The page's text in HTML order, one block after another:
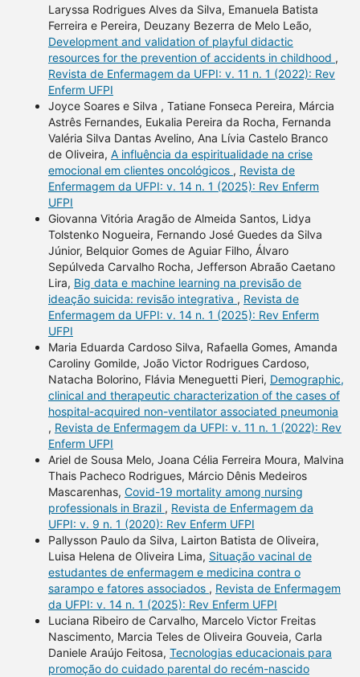
Laryssa Rodrigues Alves da Silva, Emanuela Batista
Ferreira e Pereira, Deuzany Bezerra de Melo Leão,
Development and validation of playful didactic
resources for the prevention of accidents in childhood ,
Revista de Enfermagem da UFPI: v. 11 n. 1 (2022): Rev
Enferm UFPI
Joyce Soares e Silva , Tatiane Fonseca Pereira, Márcia
Astrês Fernandes, Eukalia Pereira da Rocha, Fernanda
Valéria Silva Dantas Avelino, Ana Lívia Castelo Branco
de Oliveira, A influência da espiritualidade na crise
emocional em clientes oncológicos , Revista de
Enfermagem da UFPI: v. 14 n. 1 (2025): Rev Enferm
UFPI
Giovanna Vitória Aragão de Almeida Santos, Lidya
Tolstenko Nogueira, Fernando José Guedes da Silva
Júnior, Belquior Gomes de Aguiar Filho, Álvaro
Sepúlveda Carvalho Rocha, Jefferson Abraão Caetano
Lira, Big data e machine learning na previsão de
ideação suicida: revisão integrativa , Revista de
Enfermagem da UFPI: v. 14 n. 1 (2025): Rev Enferm
UFPI
Maria Eduarda Cardoso Silva, Rafaella Gomes, Amanda
Caroliny Gomilde, João Victor Rodrigues Cardoso,
Natacha Bolorino, Flávia Meneguetti Pieri, Demographic,
clinical and therapeutic characterization of the cases of
hospital-acquired non-ventilator associated pneumonia
, Revista de Enfermagem da UFPI: v. 11 n. 1 (2022): Rev
Enferm UFPI
Ariel de Sousa Melo, Joana Célia Ferreira Moura, Malvina
Thais Pacheco Rodrigues, Márcio Dênis Medeiros
Mascarenhas, Covid-19 mortality among nursing
professionals in Brazil , Revista de Enfermagem da
UFPI: v. 9 n. 1 (2020): Rev Enferm UFPI
Pallysson Paulo da Silva, Lairton Batista de Oliveira,
Luisa Helena de Oliveira Lima, Situação vacinal de
estudantes de enfermagem e medicina contra o
sarampo e fatores associados , Revista de Enfermagem
da UFPI: v. 14 n. 1 (2025): Rev Enferm UFPI
Luciana Ribeiro de Carvalho, Marcelo Victor Freitas
Nascimento, Marcia Teles de Oliveira Gouveia, Carla
Daniele Araújo Feitosa, Tecnologias educacionais para
promoção do cuidado parental do recém-nascido